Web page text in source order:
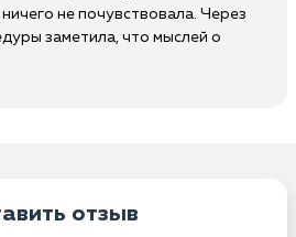
не почувствовала. Через
заметила, что мыслей о
отзыв